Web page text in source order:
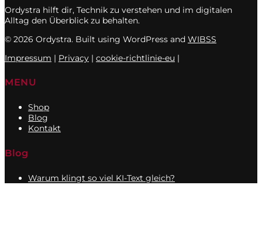
Ordystra hilft dir, Technik zu verstehen und im digitalen
Alltag den Überblick zu behalten.
© 2026 Ordystra. Built using WordPress and WIBSS
Impressum | Privacy | cookie-richtlinie-eu |
MENU
Shop
Blog
Kontakt
Blog
Warum klingt so viel KI-Text gleich?